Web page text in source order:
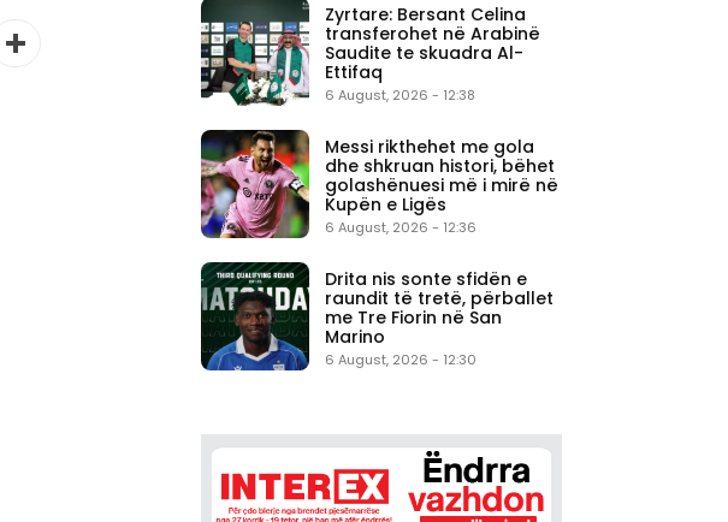
Zyrtare: Bersant Celina
transferohet në Arabinë
Saudite te skuadra Al-
Ettifaq
6 August, 2026 - 12:38
Messi rikthehet me gola
dhe shkruan histori, bëhet
golashënuesi më i mirë në
Kupën e Ligës
6 August, 2026 - 12:36
Drita nis sonte sfidën e
raundit të tretë, përballet
me Tre Fiorin në San
Marino
6 August, 2026 - 12:30